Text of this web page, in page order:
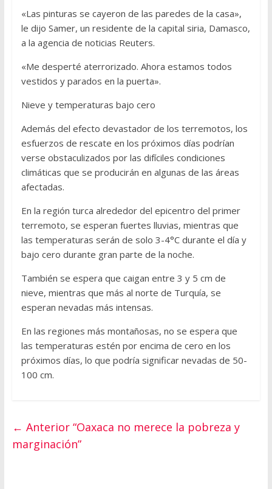
«Las pinturas se cayeron de las paredes de la casa»,
le dijo Samer, un residente de la capital siria, Damasco,
a la agencia de noticias Reuters.
«Me desperté aterrorizado. Ahora estamos todos
vestidos y parados en la puerta».
Nieve y temperaturas bajo cero
Además del efecto devastador de los terremotos, los
esfuerzos de rescate en los próximos días podrían
verse obstaculizados por las difíciles condiciones
climáticas que se producirán en algunas de las áreas
afectadas.
En la región turca alrededor del epicentro del primer
terremoto, se esperan fuertes lluvias, mientras que
las temperaturas serán de solo 3-4°C durante el día y
bajo cero durante gran parte de la noche.
También se espera que caigan entre 3 y 5 cm de
nieve, mientras que más al norte de Turquía, se
esperan nevadas más intensas.
En las regiones más montañosas, no se espera que
las temperaturas estén por encima de cero en los
próximos días, lo que podría significar nevadas de 50-
100 cm.
← Anterior“Oaxaca no merece la pobreza y
marginación”